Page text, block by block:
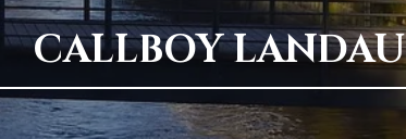
CALLBOY LANDAU